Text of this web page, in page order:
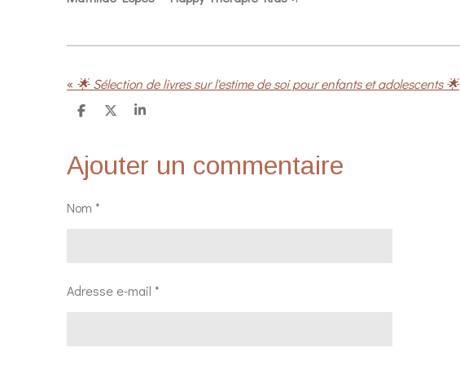
« 🌟 Sélection de livres sur l'estime de soi pour enfants et adolescents 🌟
P
a
g
r
P
a
g
P
a
g
Ajouter un commentaire
Nom *
Adresse e-mail *